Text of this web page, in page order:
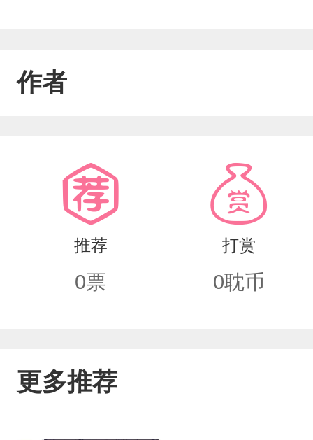
这时皇上突然出现抓着他的手问他：“
作者
推荐
0票
打赏
0耽币
更多推荐